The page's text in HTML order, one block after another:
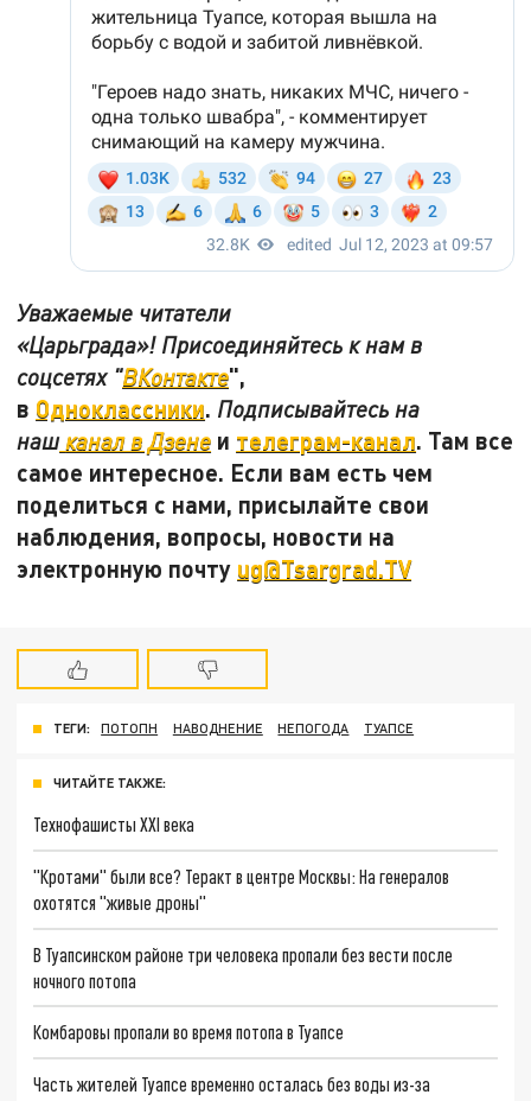
Уважаемые читатели
«Царьграда»! Присоединяйтесь к нам в
соцсетях "ВКонтакте",
в Одноклассники. Подписывайтесь на
наш канал в Дзене и телеграм-канал. Там все
самое интересное. Если вам есть чем
поделиться с нами, присылайте свои
наблюдения, вопросы, новости на
электронную почту ug@Tsargrad.TV
ТЕГИ: ПОТОПН НАВОДНЕНИЕ НЕПОГОДА ТУАПСЕ
ЧИТАЙТЕ ТАКЖЕ:
Технофашисты XXI века
"Кротами" были все? Теракт в центре Москвы: На генералов
охотятся "живые дроны"
В Туапсинском районе три человека пропали без вести после
ночного потопа
Комбаровы пропали во время потопа в Туапсе
Часть жителей Туапсе временно осталась без воды из-за